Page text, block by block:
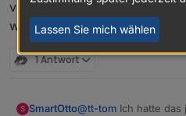
Hmm, das sieht mein
Device auf eine Alexa,
einem Sonos switchen.
Im Alexa2-Adapter ist
softwareseitig die
ist.
Switch-Möglichkeiten
vorher ja auch schon mal
war er nicht in der Liste.
1 Antwort
S SmartOtto@tt-tom Ich hatte das
Lassen Sie mich wählen